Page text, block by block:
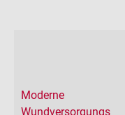
Moderne
Wundversorgungs